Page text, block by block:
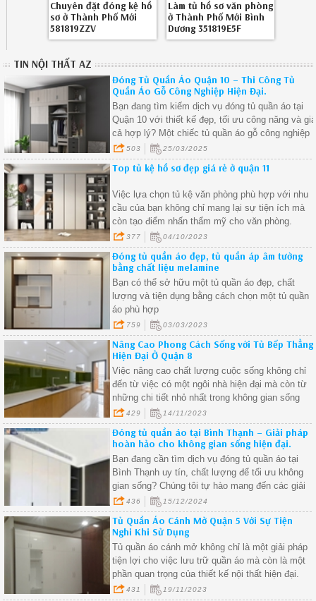
Chuyên đặt đóng kệ hồ
sơ ở Thành Phố Mới
581819ZZV
Làm tủ hồ sơ văn phòng
ở Thành Phố Mới Bình
Dương 351819E5F
TIN NỘI THẤT AZ
Đóng Tủ Quần Áo Quận 10 – Thi Công Tủ
Quần Áo Gỗ Công Nghiệp Hiện Đại.
Bạn đang tìm kiếm dịch vụ đóng tủ quần áo tại
Quận 10 với thiết kế đẹp, tối ưu công năng và giá
cả hợp lý? Một chiếc tủ quần áo gỗ công nghiệp
không chỉ giúp không gian sống gọn gàng, tiện
nghi mà còn thể hiện phong cách của gia chủ.
503 25/03/2025
Top tủ kệ hồ sơ đẹp giá rẻ ở quận 11
Việc lựa chọn tủ kệ văn phòng phù hợp với nhu
cầu của bạn không chỉ mang lại sự tiện ích mà
còn tạo điểm nhấn thẩm mỹ cho văn phòng.
377 04/10/2023
Đóng tủ quần áo đẹp, tủ quần áp âm tường
bằng chất liệu melamine
Bạn có thể sở hữu một tủ quần áo đẹp, chất
lượng và tiện dụng bằng cách chọn một tủ quần
áo phù hợp
759 03/03/2023
Nâng Cao Phong Cách Sống với Tủ Bếp Thẳng
Hiện Đại Ở Quận 8
Việc nâng cao chất lượng cuộc sống không chỉ
đến từ việc có một ngôi nhà hiện đại mà còn từ
những chi tiết nhỏ nhất trong không gian sống
hàng ngày.
429 14/11/2023
Đóng tủ quần áo tại Bình Thạnh – Giải pháp
hoàn hảo cho không gian sống hiện đại.
Bạn đang cần tìm dịch vụ đóng tủ quần áo tại
Bình Thạnh uy tín, chất lượng để tối ưu không
gian sống? Chúng tôi tự hào mang đến các giải
pháp thiết kế và thi công tủ quần áo phù hợp với
mọi nhu cầu, từ nhà phố, căn hộ chung cư đến
biệt thự cao cấp.
436 15/12/2024
Tủ Quần Áo Cánh Mở Quận 5 Với Sự Tiện
Nghi Khi Sử Dụng
Tủ quần áo cánh mở không chỉ là một giải pháp
tiện lợi cho việc lưu trữ quần áo mà còn là một
phần quan trọng của thiết kế nội thất hiện đại.
431 19/11/2023